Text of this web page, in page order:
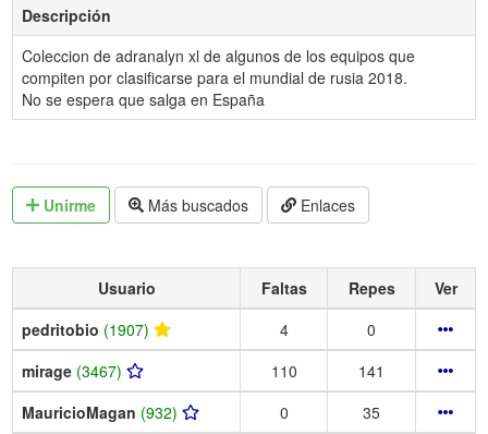
Descripción
Coleccion de adranalyn xl de algunos de los equipos que
compiten por clasificarse para el mundial de rusia 2018.
No se espera que salga en España
Unirme Más buscados Enlaces
Usuario Faltas Repes
Ver
pedritobio (1907) 4
0
mirage (3467) 110
141
MauricioMagan (932) 0
35